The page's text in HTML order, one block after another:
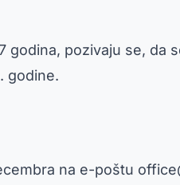
godina, pozivaju se, da
godine.
na e-poštu